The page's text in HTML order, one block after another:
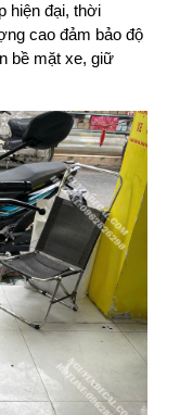
hiện đại, thời
cao đảm bảo độ
bề mặt xe, giữ